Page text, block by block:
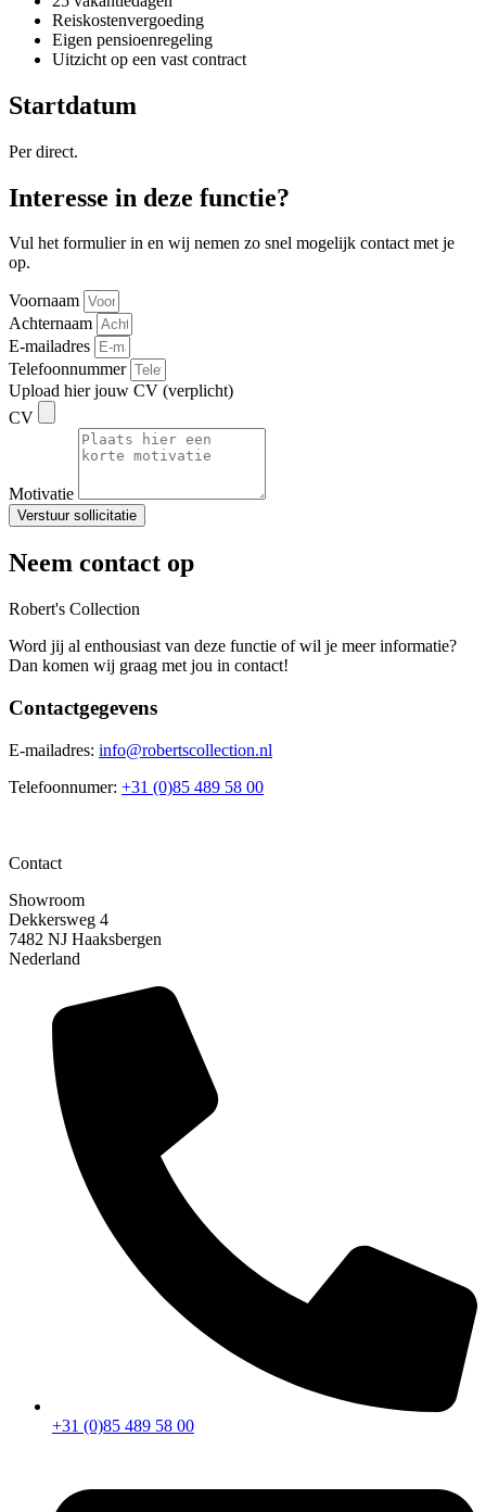
Reiskostenvergoeding
Eigen pensioenregeling
Uitzicht op een vast contract
Startdatum
Per direct.
Interesse in deze functie?
Vul het formulier in en wij nemen zo snel mogelijk contact met je
op.
Voornaam
Achternaam
E-mailadres
Telefoonnummer
Upload hier jouw CV (verplicht)
CV
Motivatie
Verstuur sollicitatie
Neem contact op
Robert's Collection
Word jij al enthousiast van deze functie of wil je meer informatie?
Dan komen wij graag met jou in contact!
Contactgegevens
E-mailadres: info@robertscollection.nl
Telefoonnumer: +31 (0)85 489 58 00
Contact
Showroom
Dekkersweg 4
7482 NJ Haaksbergen
Nederland
+31 (0)85 489 58 00